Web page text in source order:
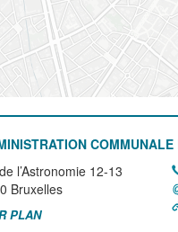
l’Astronomie 12-13
Bruxelles
PLAN